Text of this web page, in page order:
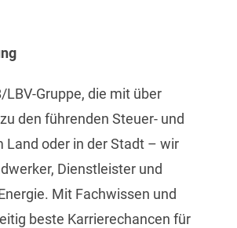
Gruppe, die mit über
den führenden Steuer- und
oder in der Stadt – wir
Dienstleister und
Mit Fachwissen und
beste Karrierechancen für